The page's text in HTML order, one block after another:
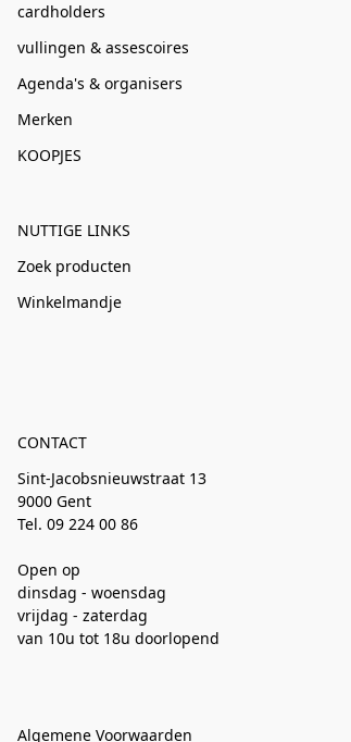
cardholders
vullingen & assescoires
Agenda's & organisers
Merken
KOOPJES
NUTTIGE LINKS
Zoek producten
Winkelmandje
CONTACT
Sint-Jacobsnieuwstraat 13
9000 Gent
Tel. 09 224 00 86
Open op
dinsdag - woensdag
vrijdag - zaterdag
van 10u tot 18u doorlopend
Algemene Voorwaarden